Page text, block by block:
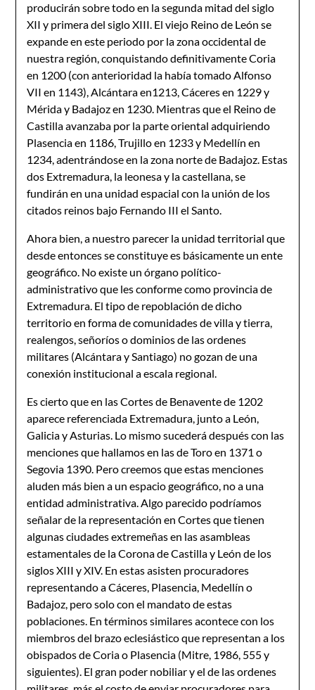
producirán sobre todo en la segunda mitad del siglo
XII y primera del siglo XIII. El viejo Reino de León se
expande en este periodo por la zona occidental de
nuestra región, conquistando definitivamente Coria
en 1200 (con anterioridad la había tomado Alfonso
VII en 1143), Alcántara en1213, Cáceres en 1229 y
Mérida y Badajoz en 1230. Mientras que el Reino de
Castilla avanzaba por la parte oriental adquiriendo
Plasencia en 1186, Trujillo en 1233 y Medellín en
1234, adentrándose en la zona norte de Badajoz. Estas
dos Extremadura, la leonesa y la castellana, se
fundirán en una unidad espacial con la unión de los
citados reinos bajo Fernando III el Santo.
Ahora bien, a nuestro parecer la unidad territorial que
desde entonces se constituye es básicamente un ente
geográfico. No existe un órgano político-
administrativo que les conforme como provincia de
Extremadura. El tipo de repoblación de dicho
territorio en forma de comunidades de villa y tierra,
realengos, señoríos o dominios de las ordenes
militares (Alcántara y Santiago) no gozan de una
conexión institucional a escala regional.
Es cierto que en las Cortes de Benavente de 1202
aparece referenciada Extremadura, junto a León,
Galicia y Asturias. Lo mismo sucederá después con las
menciones que hallamos en las de Toro en 1371 o
Segovia 1390. Pero creemos que estas menciones
aluden más bien a un espacio geográfico, no a una
entidad administrativa. Algo parecido podríamos
señalar de la representación en Cortes que tienen
algunas ciudades extremeñas en las asambleas
estamentales de la Corona de Castilla y León de los
siglos XIII y XIV. En estas asisten procuradores
representando a Cáceres, Plasencia, Medellín o
Badajoz, pero solo con el mandato de estas
poblaciones. En términos similares acontece con los
miembros del brazo eclesiástico que representan a los
obispados de Coria o Plasencia (Mitre, 1986, 555 y
siguientes). El gran poder nobiliar y el de las ordenes